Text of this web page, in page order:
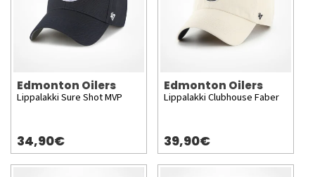
Edmonton Oilers
Lippalakki Sure Shot MVP
34,90€
Edmonton Oilers
Lippalakki Clubhouse Faber
39,90€